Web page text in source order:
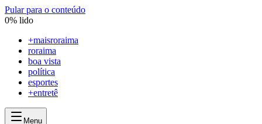
Pular para o conteúdo
0% lido
+maisroraima
roraima
boa vista
política
esportes
+entretê
Menu